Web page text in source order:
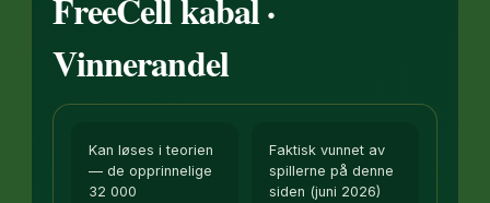
FreeCell kabal ·
Vinnerandel
Kan løses i teorien
— de opprinnelige
32 000
Faktisk vunnet av
spillerne på denne
siden (juni 2026)